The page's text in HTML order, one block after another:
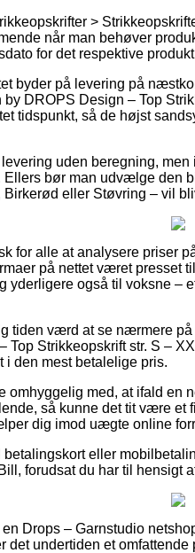
>
når man behøver
for det respektive
byder på levering på
DROPS Design – Top
tidspunkt, så de højst
uden beregning,
Ellers bør man udvælge den
Birkerød eller Støvring – vil
for alle at analysere priser
på nettet været presset
yderligere også til voksne –
tiden værd at se nærmere
Top Strikkeopskrift str. S –
i den mest betalelige pris.
omhyggelig med, at ifald en
så kunne det tit være et
dig imod uægte online
eller
forudsat du har til hensigt
Drops – Garnstudio
det undertiden et omfattende